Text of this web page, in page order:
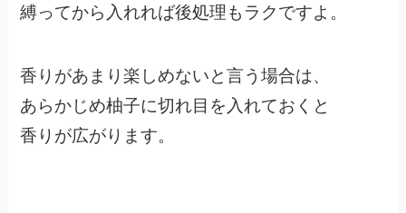
縛ってから入れれば後処理もラクですよ。
香りがあまり楽しめないと言う場合は、
あらかじめ柚子に切れ目を入れておくと
香りが広がります。